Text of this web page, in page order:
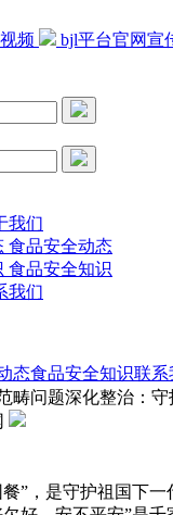
频 bjl平台官网宣
我们
食品安全动态
食品安全知识
我们
态食品安全知识联系
畴问题深化整治：守
，是守护祖国下一